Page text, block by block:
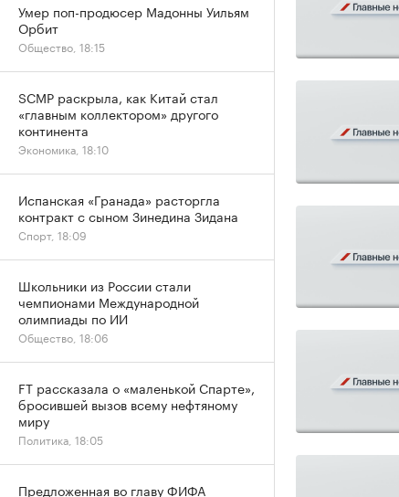
Умер поп-продюсер Мадонны Уильям
Орбит
Общество, 18:15
SCMP раскрыла, как Китай стал
«главным коллектором» другого
континента
Экономика, 18:10
Испанская «Гранада» расторгла
контракт с сыном Зинедина Зидана
Спорт, 18:09
Школьники из России стали
чемпионами Международной
олимпиады по ИИ
Общество, 18:06
FT рассказала о «маленькой Спарте»,
бросившей вызов всему нефтяному
миру
Политика, 18:05
Предложенная во главу ФИФА